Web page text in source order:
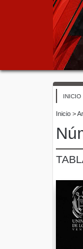
INICIO
Inicio >